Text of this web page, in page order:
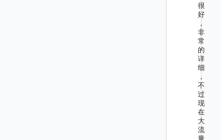
很
好
，
非
常
的
详
细
，
不
过
现
在
大
流
量